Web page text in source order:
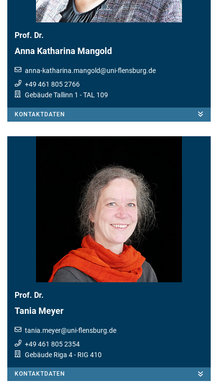
Prof. Dr.
Anna Katharina Mangold
anna-katharina.mangold@uni-flensburg.de
+49 461 805 2766
Gebäude Tallinn 1 - TAL 109
KONTAKTDATEN
Prof. Dr.
Tania Meyer
tania.meyer@uni-flensburg.de
+49 461 805 2354
Gebäude Riga 4- RIG 410
KONTAKTDATEN